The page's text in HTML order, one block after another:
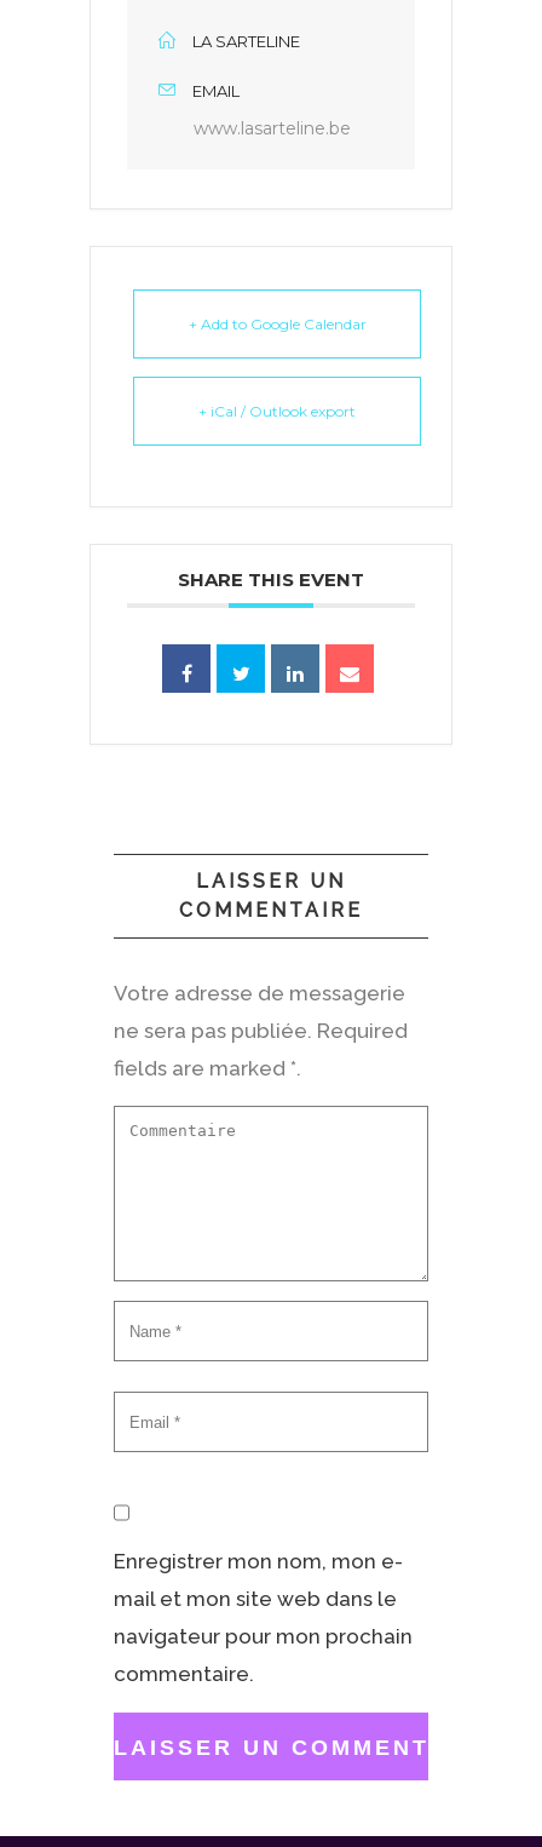
LA SARTELINE
EMAIL
www.lasarteline.be
+ Add to Google Calendar
+ iCal / Outlook export
SHARE THIS EVENT
LAISSER UN
COMMENTAIRE
Votre adresse de messagerie
ne sera pas publiée. Required
fields are marked *.
Enregistrer mon nom, mon e-
mail et mon site web dans le
navigateur pour mon prochain
commentaire.